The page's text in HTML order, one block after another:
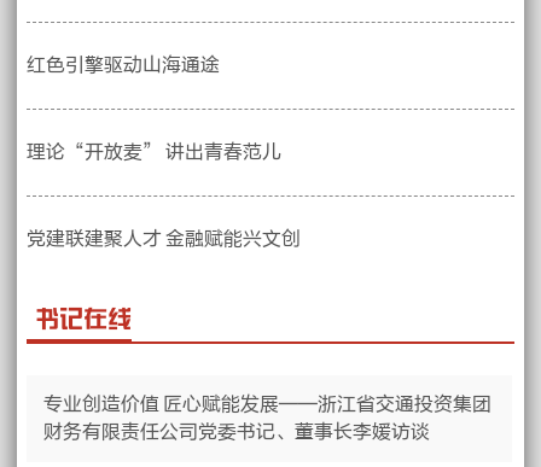
红色引擎驱动山海通途
理论“开放麦” 讲出青春范儿
党建联建聚人才 金融赋能兴文创
书记在线
专业创造价值 匠心赋能发展——浙江省交通投资集团
财务有限责任公司党委书记、董事长李媛访谈